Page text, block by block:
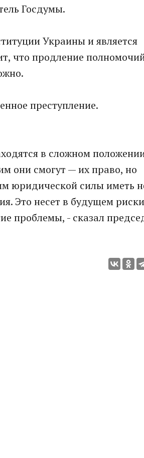
Госдумы.
Украины и является
что продление
преступление.
в сложном
они смогут — их право, но
юридической силы иметь
Это несет в будущем риски
проблемы, - сказал